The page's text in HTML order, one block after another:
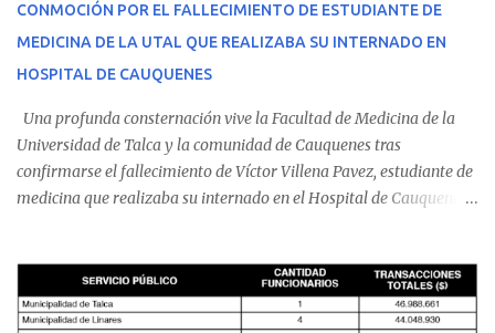
CONMOCIÓN POR EL FALLECIMIENTO DE ESTUDIANTE DE
MEDICINA DE LA UTAL QUE REALIZABA SU INTERNADO EN
HOSPITAL DE CAUQUENES
Una profunda consternación vive la Facultad de Medicina de la
Universidad de Talca y la comunidad de Cauquenes tras
confirmarse el fallecimiento de Víctor Villena Pavez, estudiante de
medicina que realizaba su internado en el Hospital de Cauquenes.
malestares físicos. Dada la complejidad de su estado de salud, el
equipo médico determinó su traslado de urgencia al Hospital